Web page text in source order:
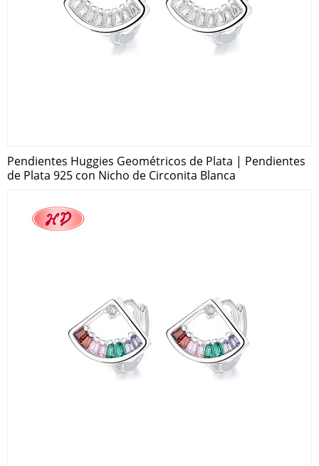
Pendientes Huggies Geométricos de Plata | Pendientes
de Plata 925 con Nicho de Circonita Blanca